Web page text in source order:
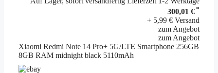
300,01 € *
+ 5,99 € Versand
zum Angebot
zum Angebot
Xiaomi Redmi Note 14 Pro+ 5G/LTE Smartphone 256GB
8GB RAM midnight black 5110mAh